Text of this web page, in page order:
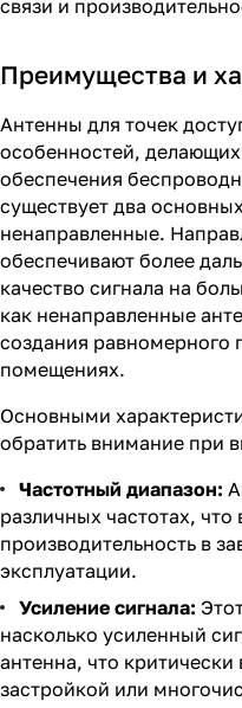
связи и
Преимущества и
Антенны для точек
особенностей,
обеспечения
существует два
ненаправленные.
обеспечивают более
качество сигнала на
как ненаправленные
создания равномерного
помещениях.
Основными
обратить внимание при
Частотный диапазон:
различных частотах, что
производительность в
эксплуатации.
Усиление сигнала:
насколько усиленный
антенна, что
застройкой или